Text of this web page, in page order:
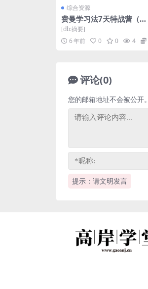
综合资源
费曼学习法7天特战营（完
结）（超清视频）百度网
盘
[db:摘要]
6 年前
0 0 4
评论(0)
提示：请文明发言
您的邮箱地址不会被公开。